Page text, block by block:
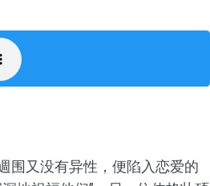
围又没有异性，便陷入恋爱的